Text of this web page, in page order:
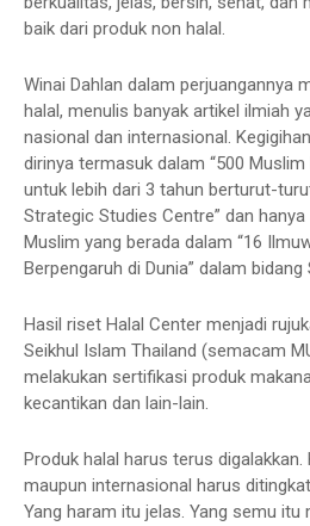
baik dari produk non halal.
Winai Dahlan dalam perjuangannya
halal, menulis banyak artikel ilmiah
nasional dan internasional.
dirinya termasuk dalam “500 Muslim
untuk lebih dari 3 tahun berturut-
Strategic Studies Centre” dan
Muslim yang berada dalam “16
Berpengaruh di Dunia” dalam
Hasil riset Halal Center menjadi
Seikhul Islam Thailand (semacam
melakukan sertifikasi produk
kecantikan dan lain-lain.
Produk halal harus terus
maupun internasional harus
Yang haram itu jelas. Yang semu itu